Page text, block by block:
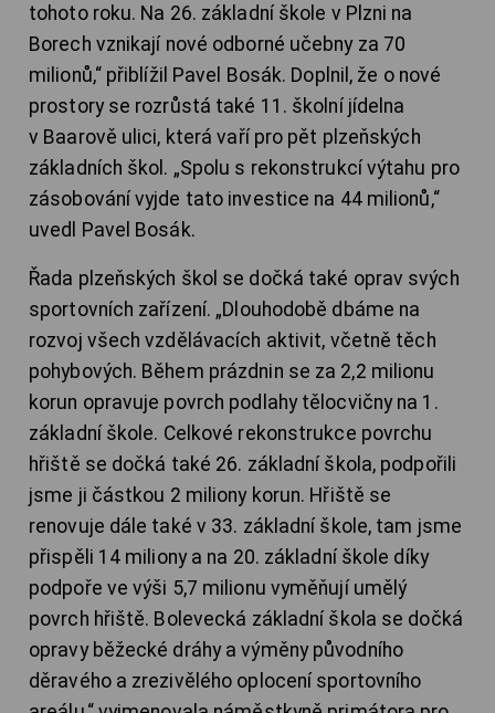
tohoto roku. Na 26. základní škole v Plzni na
Borech vznikají nové odborné učebny za 70
milionů,“ přiblížil Pavel Bosák. Doplnil, že o nové
prostory se rozrůstá také 11. školní jídelna
v Baarově ulici, která vaří pro pět plzeňských
základních škol. „Spolu s rekonstrukcí výtahu pro
zásobování vyjde tato investice na 44 milionů,“
uvedl Pavel Bosák.
Řada plzeňských škol se dočká také oprav svých
sportovních zařízení. „Dlouhodobě dbáme na
rozvoj všech vzdělávacích aktivit, včetně těch
pohybových. Během prázdnin se za 2,2 milionu
korun opravuje povrch podlahy tělocvičny na 1.
základní škole. Celkové rekonstrukce povrchu
hřiště se dočká také 26. základní škola, podpořili
jsme ji částkou 2 miliony korun. Hřiště se
renovuje dále také v 33. základní škole, tam jsme
přispěli 14 miliony a na 20. základní škole díky
podpoře ve výši 5,7 milionu vyměňují umělý
povrch hřiště. Bolevecká základní škola se dočká
opravy běžecké dráhy a výměny původního
děravého a zrezivělého oplocení sportovního